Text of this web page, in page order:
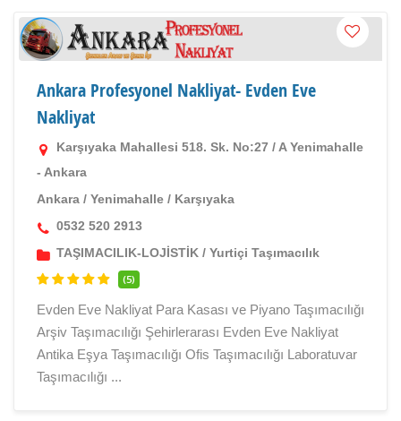
Ankara Profesyonel Nakliyat- Evden Eve
Nakliyat
Karşıyaka Mahallesi 518. Sk. No:27 / A Yenimahalle
- Ankara
Ankara / Yenimahalle / Karşıyaka
0532 520 2913
TAŞIMACILIK-LOJİSTİK / Yurtiçi Taşımacılık
(5)
Evden Eve Nakliyat Para Kasası ve Piyano Taşımacılığı
Arşiv Taşımacılığı Şehirlerarası Evden Eve Nakliyat
Antika Eşya Taşımacılığı Ofis Taşımacılığı Laboratuvar
Taşımacılığı ...